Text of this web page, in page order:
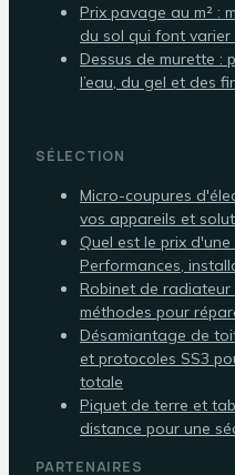
Prix pavage au m² :
du sol qui font varier
Dessus de murette :
l’eau, du gel et des
SÉLECTION
Micro-coupures
vos appareils et
Quel est le prix
Performances,
Robinet de
méthodes pour
Désamiantage de
et protocoles SS3
totale
Piquet de terre et
distance pour une
PARTENAIRES